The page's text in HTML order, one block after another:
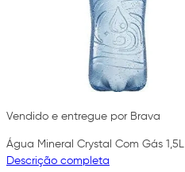
Vendido e entregue por Brava
Água Mineral Crystal Com Gás 1,5L
Descrição completa